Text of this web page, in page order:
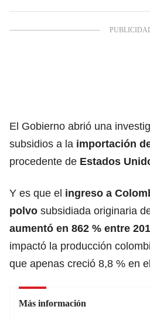
El Gobierno abrió una
subsidios a la importación
procedente de Estados
Y es que el ingreso a
polvo subsidiada originaria
aumentó en 862 % entre
impactó la producción
que apenas creció 8,8 % en
Más información